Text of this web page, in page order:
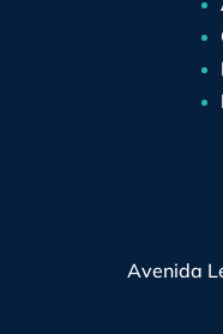
Avenida